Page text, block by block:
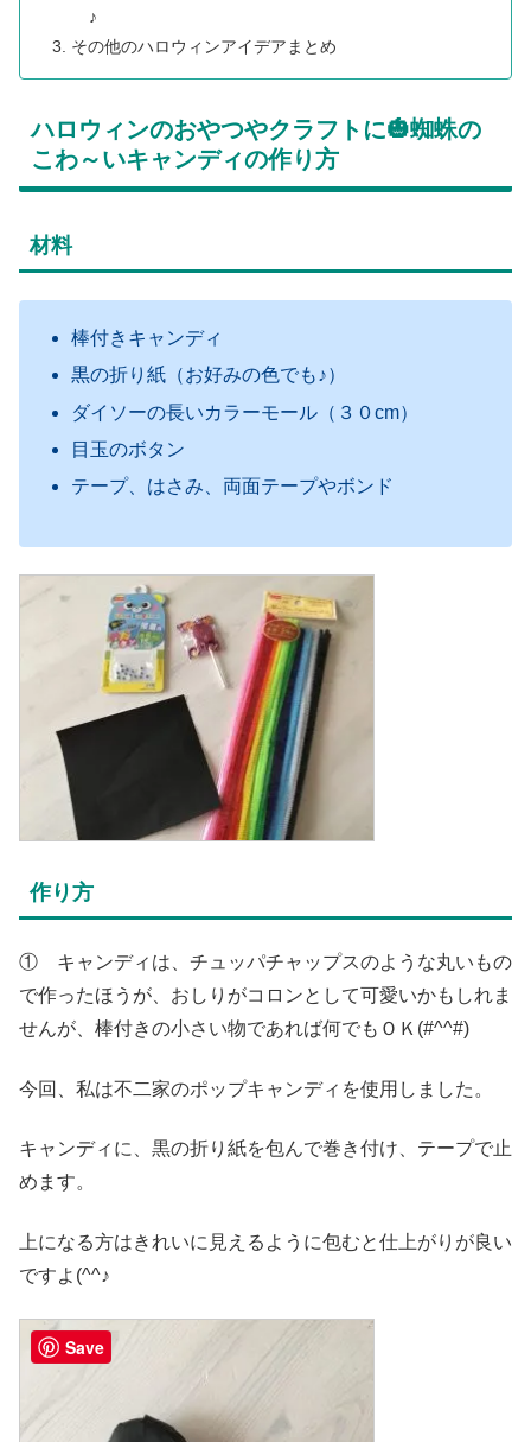
♪
その他のハロウィンアイデアまとめ
ハロウィンのおやつやクラフトに🎃蜘蛛の
こわ～いキャンディの作り方
材料
棒付きキャンディ
黒の折り紙（お好みの色でも♪）
ダイソーの長いカラーモール（３０cm）
目玉のボタン
テープ、はさみ、両面テープやボンド
作り方
① キャンディは、チュッパチャップスのような丸いもの
で作ったほうが、おしりがコロンとして可愛いかもしれま
せんが、棒付きの小さい物であれば何でもＯＫ(#^^#)
今回、私は不二家のポップキャンディを使用しました。
キャンディに、黒の折り紙を包んで巻き付け、テープで止
めます。
上になる方はきれいに見えるように包むと仕上がりが良い
ですよ(^^♪
Save